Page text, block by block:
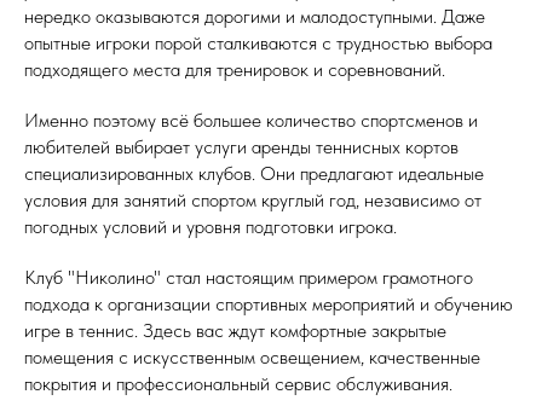
нередко оказываются дорогими и малодоступными. Даже
опытные игроки порой сталкиваются с трудностью выбора
подходящего места для тренировок и соревнований.
Именно поэтому всё большее количество спортсменов и
любителей выбирает услуги аренды теннисных кортов
специализированных клубов. Они предлагают идеальные
условия для занятий спортом круглый год, независимо от
погодных условий и уровня подготовки игрока.
Клуб "Николино" стал настоящим примером грамотного
подхода к организации спортивных мероприятий и обучению
игре в теннис. Здесь вас ждут комфортные закрытые
помещения с искусственным освещением, качественные
покрытия и профессиональный сервис обслуживания.